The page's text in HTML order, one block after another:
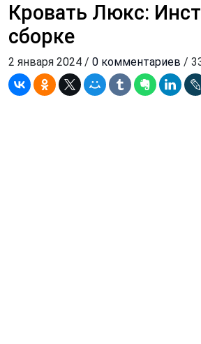
Кровать Люкс:
сборке
2 января 2024 / 0 комментариев /